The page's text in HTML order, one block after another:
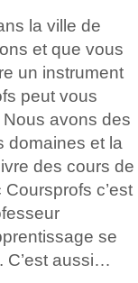
la ville de
et que vous
un instrument
peut vous
avons des
domaines et la
des cours de
c’est
se
C’est aussi…